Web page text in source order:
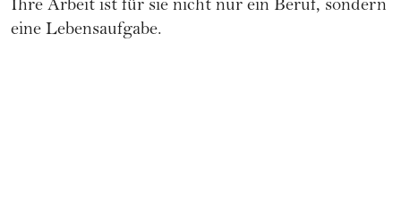
Ihre Arbeit ist für sie nicht nur ein Beruf, sondern
eine Lebensaufgabe.